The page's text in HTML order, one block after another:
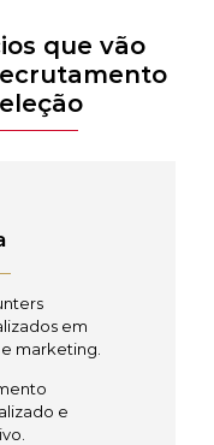
que vão
em
marketing.
e